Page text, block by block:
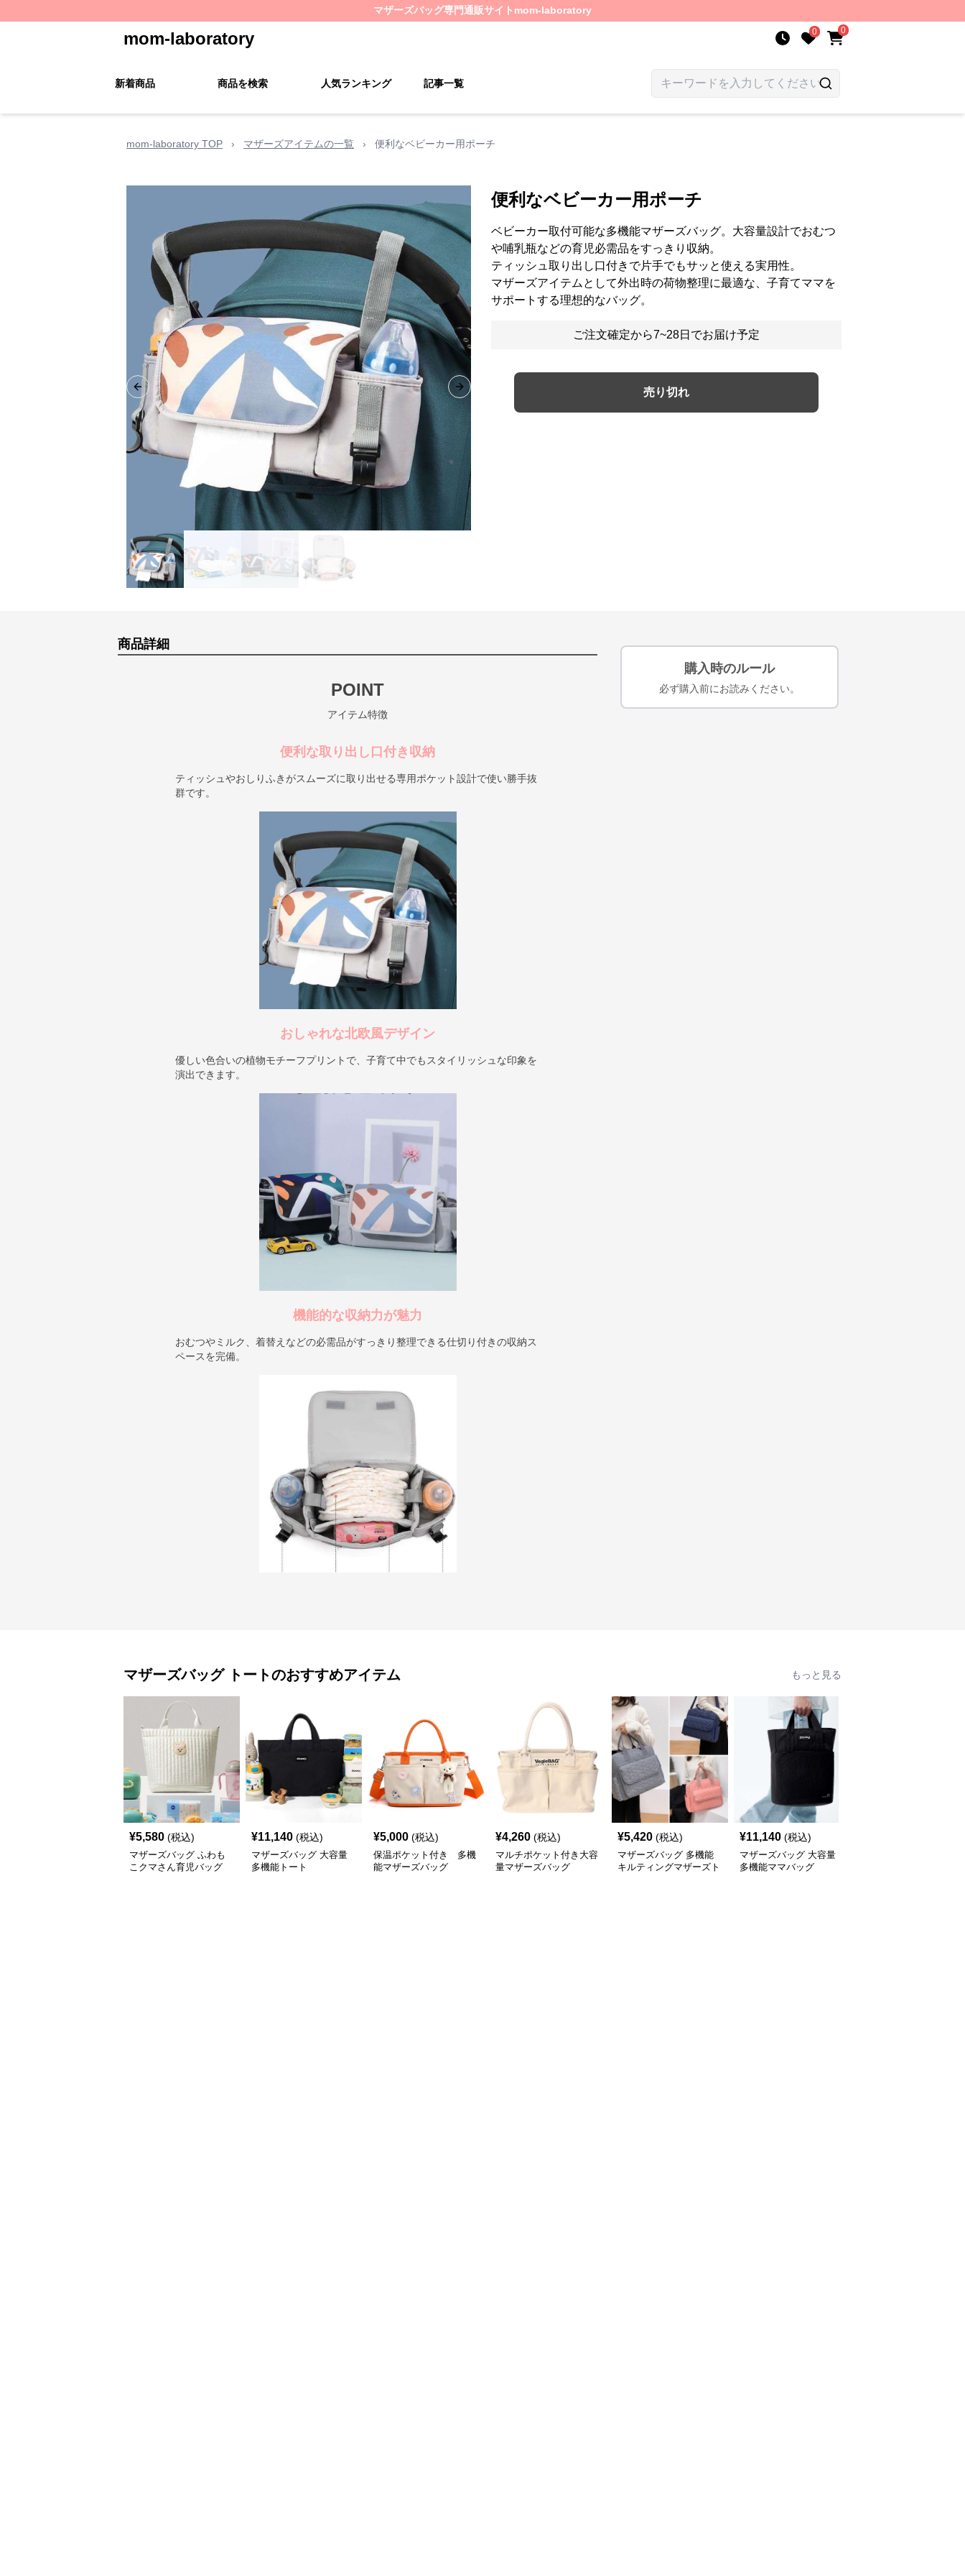
マザーズバッグ専門通販サイト mom-laboratory
mom-laboratory 0 0
新着商品 商品を検索 人気ランキング 記事一覧
mom-laboratory TOP › マザーズアイテムの一覧 › 便利なベビーカー用ポーチ
Previous slide Next slide
便利なベビーカー用ポーチ
ベビーカー取付可能な多機能マザーズバッグ。大容量設計でおむつ
や哺乳瓶などの育児必需品をすっきり収納。
ティッシュ取り出し口付きで片手でもサッと使える実用性。
マザーズアイテムとして外出時の荷物整理に最適な、子育てママを
サポートする理想的なバッグ。
ご注文確定から7~28日でお届け予定
売り切れ
商品詳細
POINT
アイテム特徴
便利な取り出し口付き収納
ティッシュやおしりふきがスムーズに取り出せる専用ポケット設計で使い勝手抜
群です。
おしゃれな北欧風デザイン
優しい色合いの植物モチーフプリントで、子育て中でもスタイリッシュな印象を
演出できます。
機能的な収納力が魅力
おむつやミルク、着替えなどの必需品がすっきり整理できる仕切り付きの収納ス
ペースを完備。
購入時のルール
必ず購入前にお読みください。
マザーズバッグ トートのおすすめアイテム もっと見る
¥5,580 (税込)
マザーズバッグ ふわも
こクマさん育児バッグ
¥11,140 (税込)
マザーズバッグ 大容量
多機能トート
¥5,000 (税込)
保温ポケット付き 多機
能マザーズバッグ
¥4,260 (税込)
マルチポケット付き大容
量マザーズバッグ
¥5,420 (税込)
マザーズバッグ 多機能
キルティングマザーズト
¥11,140 (税込)
マザーズバッグ 大容量
多機能ママバッグ